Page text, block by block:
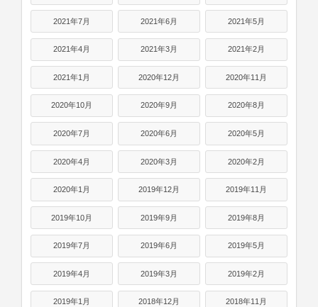
2021年7月 2021年6月 2021年5月
2021年4月 2021年3月 2021年2月
2021年1月 2020年12月 2020年11月
2020年10月 2020年9月 2020年8月
2020年7月 2020年6月 2020年5月
2020年4月 2020年3月 2020年2月
2020年1月 2019年12月 2019年11月
2019年10月 2019年9月 2019年8月
2019年7月 2019年6月 2019年5月
2019年4月 2019年3月 2019年2月
2019年1月 2018年12月 2018年11月